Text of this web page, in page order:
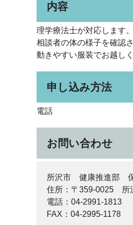
内容
理学療法士が対応します。
相談者の体の様子を確認
動きやすい服装でお越しく
申し込み方法
電話
お問い合わせ
所沢市 健康推進部 保
住所：〒359-0025 所
電話：04-2991-1813
FAX：04-2995-1178